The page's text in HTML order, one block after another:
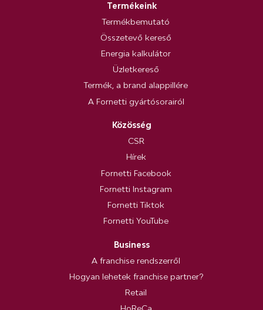
Termékeink
Termékbemutató
Összetevő kereső
Energia kalkulátor
Üzletkereső
Termék, a brand alappillére
A Fornetti gyártósorairól
Közösség
CSR
Hírek
Fornetti Facebook
Fornetti Instagram
Fornetti Tiktok
Fornetti YouTube
Business
A franchise rendszerről
Hogyan lehetek franchise partner?
Retail